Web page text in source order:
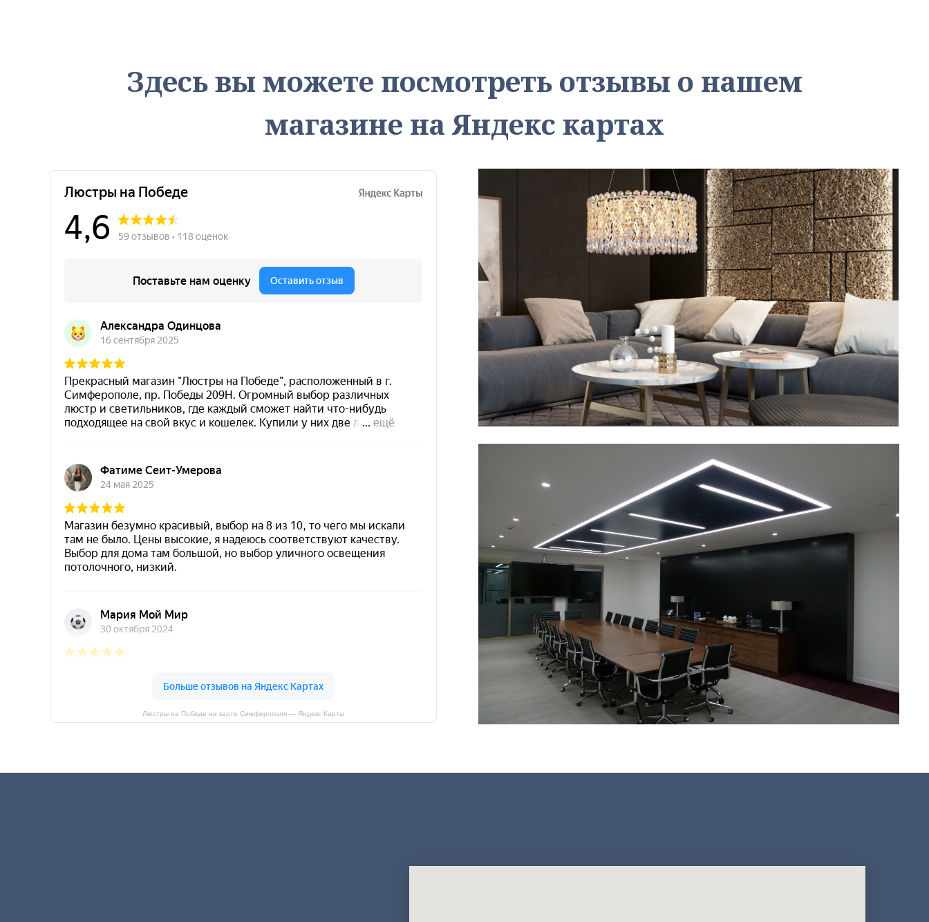
Люстры на Победе на карте Симферополя — Яндекс Карты
Здесь вы можете посмотреть отзывы о нашем
магазине на Яндекс картах